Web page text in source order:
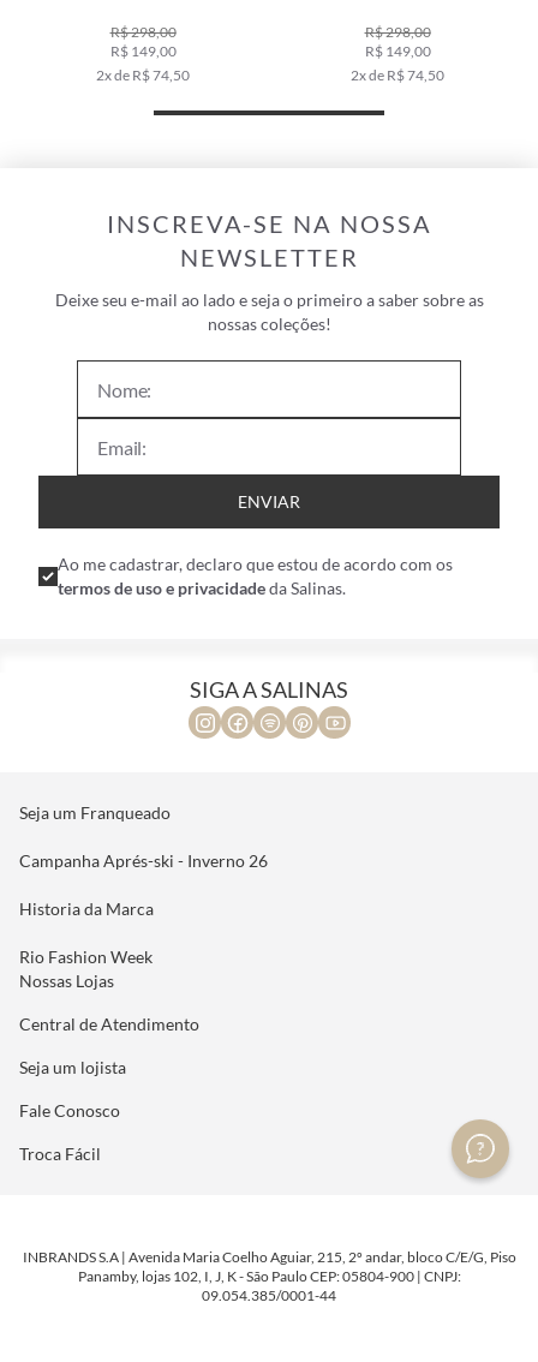
R$ 298,00
R$ 149,00
2x de R$ 74,50
R$ 298,00
R$ 149,00
2x de R$ 74,50
INSCREVA-SE NA NOSSA
NEWSLETTER
Deixe seu e-mail ao lado e seja o primeiro a saber sobre as
nossas coleções!
ENVIAR
Ao me cadastrar, declaro que estou de acordo com os
termos de uso e privacidadeda Salinas.
SIGA A SALINAS
Seja um Franqueado
Campanha Aprés-ski - Inverno 26
Historia da Marca
Rio Fashion Week
Nossas Lojas
Central de Atendimento
Seja um lojista
Fale Conosco
Troca Fácil
INBRANDS S.A | Avenida Maria Coelho Aguiar, 215, 2º andar, bloco C/E/G, Piso
Panamby, lojas 102, I, J, K - São Paulo CEP: 05804-900 | CNPJ:
09.054.385/0001-44